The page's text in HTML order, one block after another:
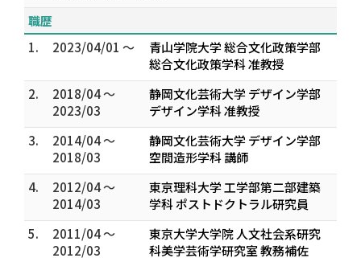
職歴
1.
2023/04/01 ～
青山学院大学 総合文化政策学部
総合文化政策学科 准教授
2.
2018/04 ～
2023/03
静岡文化芸術大学 デザイン学部
デザイン学科 准教授
3.
2014/04 ～
2018/03
静岡文化芸術大学 デザイン学部
空間造形学科 講師
4.
2012/04 ～
2014/03
東京理科大学 工学部第二部建築
学科 ポストドクトラル研究員
5.
2011/04 ～
2012/03
東京大学大学院 人文社会系研究
科美学芸術学研究室 教務補佐